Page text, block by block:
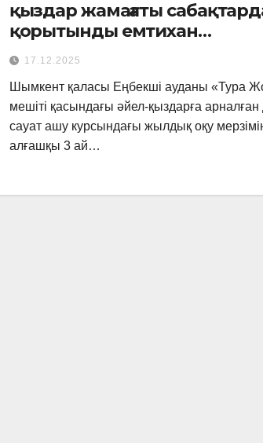
қыздар жамағаты
қорытынды емтихан
тапсырды
17.12.2025
Шымкент қаласы Еңбекші ауданы «Тура
мешіті қасындағы әйел-қыздарға арналған
сауат ашу курсындағы жылдық оқу
алғашқы 3 ай…